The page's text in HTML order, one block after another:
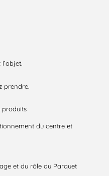
prendre.
produits
du centre et
et du rôle du Parquet